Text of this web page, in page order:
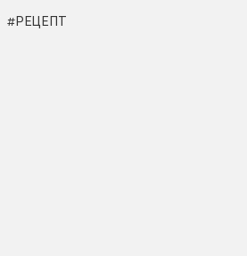
РЕЦЕПТ